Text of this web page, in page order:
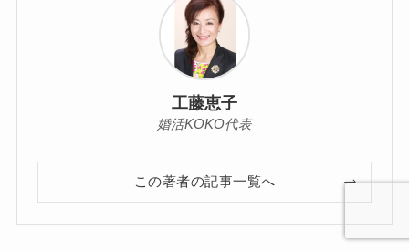
工藤恵子
婚活KOKO代表
この著者の記事一覧へ